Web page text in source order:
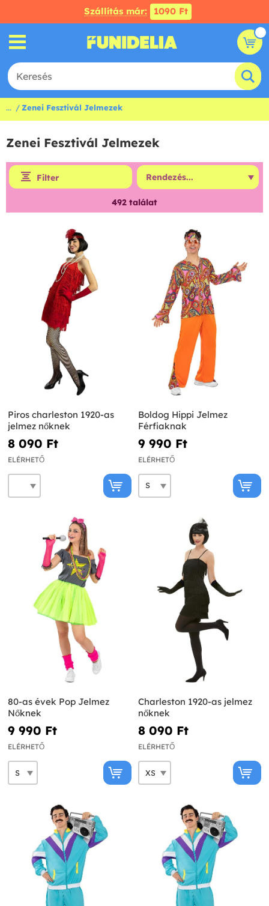
Szállítás már: 1090 Ft
... Zenei Fesztivál Jelmezek
Zenei Fesztivál Jelmezek
Filter
492 találat
Piros charleston 1920-as
jelmez nőknek
8 090 Ft‎
ELÉRHETŐ
Boldog Hippi Jelmez
Férfiaknak
9 990 Ft‎
ELÉRHETŐ
80-as évek Pop Jelmez
Nőknek
9 990 Ft‎
ELÉRHETŐ
Charleston 1920-as jelmez
nőknek
8 090 Ft‎
ELÉRHETŐ